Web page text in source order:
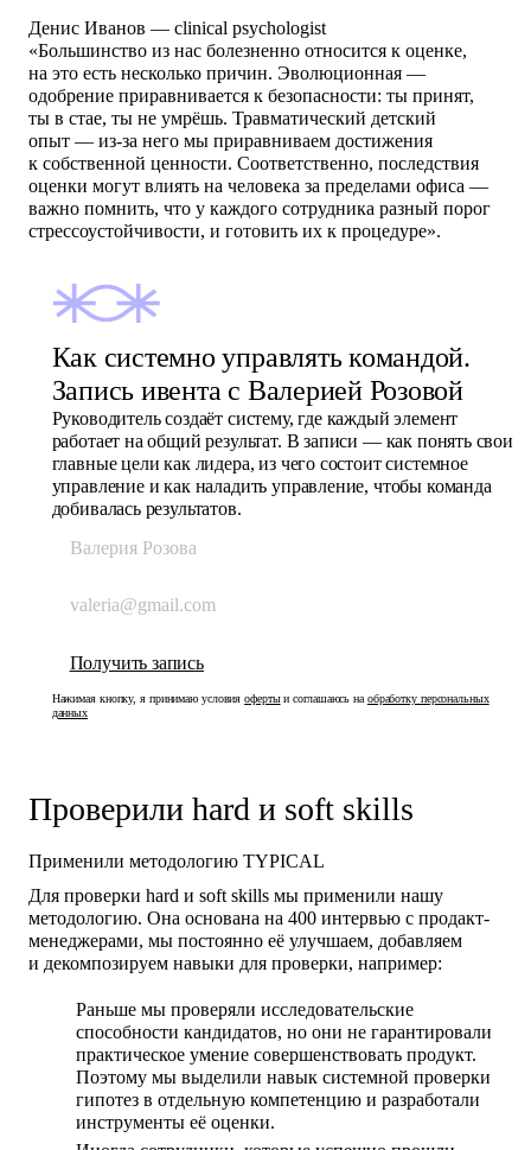
Денис Иванов — clinical psychologist
«Большинство из нас болезненно относится к оценке,
на это есть несколько причин. Эволюционная —
одобрение приравнивается к безопасности: ты принят,
ты в стае, ты не умрёшь. Травматический детский
опыт — из-за него мы приравниваем достижения
к собственной ценности. Соответственно, последствия
оценки могут влиять на человека за пределами офиса —
важно помнить, что у каждого сотрудника разный порог
стрессоустойчивости, и готовить их к процедуре».
Как системно управлять командой.
Запись ивента с Валерией Розовой
Руководитель создаёт систему, где каждый элемент
работает на общий результат. В записи — как понять свои
главные цели как лидера, из чего состоит системное
управление и как наладить управление, чтобы команда
добивалась результатов.
Нажимая кнопку, я принимаю условияофертыи соглашаюсь наобработку персональных
данных
Проверили hard и soft skills
Применили методологию TYPICAL
Для проверки hard и soft skills мы применили нашу
методологию. Она основана на 400 интервью с продакт-
менеджерами, мы постоянно её улучшаем, добавляем
и декомпозируем навыки для проверки, например:
Раньше мы проверяли исследовательские
способности кандидатов, но они не гарантировали
практическое умение совершенствовать продукт.
Поэтому мы выделили навык системной проверки
гипотез в отдельную компетенцию и разработали
инструменты её оценки.